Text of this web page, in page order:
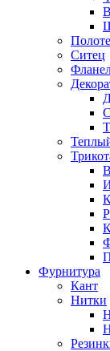
Ситец
Фурнитура
Кант
Нитки